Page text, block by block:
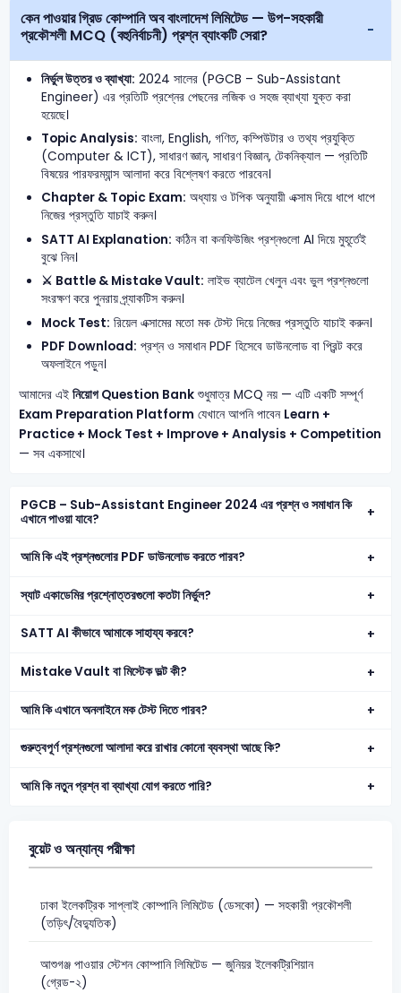
কেন পাওয়ার গ্রিড কোম্পানি অব বাংলাদেশ লিমিটেড — উপ-সহকারী
প্রকৌশলী MCQ (বহুনির্বাচনী) প্রশ্ন ব্যাংকটি সেরা?
নির্ভুল উত্তর ও ব্যাখ্যা: 2024 সালের (PGCB – Sub-Assistant
Engineer) এর প্রতিটি প্রশ্নের পেছনের লজিক ও সহজ ব্যাখ্যা যুক্ত করা
হয়েছে।
Topic Analysis: বাংলা, English, গণিত, কম্পিউটার ও তথ্য প্রযুক্তি
(Computer & ICT), সাধারণ জ্ঞান, সাধারণ বিজ্ঞান, টেকনিক্যাল — প্রতিটি
বিষয়ের পারফরম্যান্স আলাদা করে বিশ্লেষণ করতে পারবেন।
Chapter & Topic Exam: অধ্যায় ও টপিক অনুযায়ী এক্সাম দিয়ে ধাপে ধাপে
নিজের প্রস্তুতি যাচাই করুন।
SATT AI Explanation: কঠিন বা কনফিউজিং প্রশ্নগুলো AI দিয়ে মুহূর্তেই
বুঝে নিন।
⚔️ Battle & Mistake Vault: লাইভ ব্যাটেল খেলুন এবং ভুল প্রশ্নগুলো
সংরক্ষণ করে পুনরায় প্র্যাকটিস করুন।
Mock Test: রিয়েল এক্সামের মতো মক টেস্ট দিয়ে নিজের প্রস্তুতি যাচাই করুন।
PDF Download: প্রশ্ন ও সমাধান PDF হিসেবে ডাউনলোড বা প্রিন্ট করে
অফলাইনে পড়ুন।
আমাদের এই নিয়োগ Question Bankশুধুমাত্র MCQ নয় — এটি একটি সম্পূর্ণ
Exam Preparation Platform যেখানে আপনি পাবেন Learn +
Practice + Mock Test + Improve + Analysis + Competition
— সব একসাথে।
PGCB – Sub-Assistant Engineer 2024 এর প্রশ্ন ও সমাধান কি
এখানে পাওয়া যাবে?
আমি কি এই প্রশ্নগুলোর PDF ডাউনলোড করতে পারব?
স্যাট একাডেমির প্রশ্নোত্তরগুলো কতটা নির্ভুল?
SATT AI কীভাবে আমাকে সাহায্য করবে?
Mistake Vault বা মিস্টেক ভল্ট কী?
আমি কি এখানে অনলাইনে মক টেস্ট দিতে পারব?
গুরুত্বপূর্ণ প্রশ্নগুলো আলাদা করে রাখার কোনো ব্যবস্থা আছে কি?
আমি কি নতুন প্রশ্ন বা ব্যাখ্যা যোগ করতে পারি?
বুয়েট ও অন্যান্য পরীক্ষা
ঢাকা ইলেকট্রিক সাপ্লাই কোম্পানি লিমিটেড (ডেসকো) — সহকারী প্রকৌশলী
(তড়িৎ/বৈদ্যুতিক)
আশুগঞ্জ পাওয়ার স্টেশন কোম্পানি লিমিটেড — জুনিয়র ইলেকট্রিশিয়ান
(গ্রেড-২)